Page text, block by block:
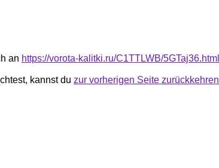
an https://vorota-kalitki.ru/C1TTLWB/5GTaj36.html
kannst du zur vorherigen Seite zurückkehren